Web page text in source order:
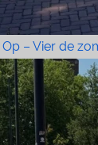
– Vier de